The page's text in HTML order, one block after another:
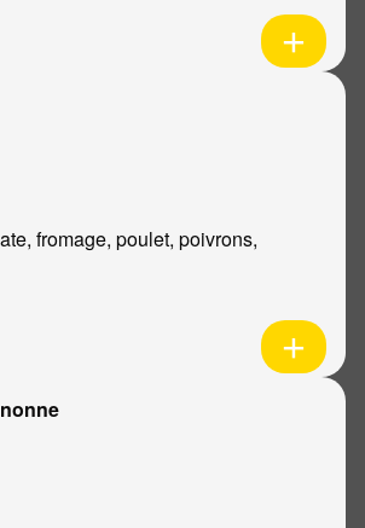
fromage, poulet, poivrons,